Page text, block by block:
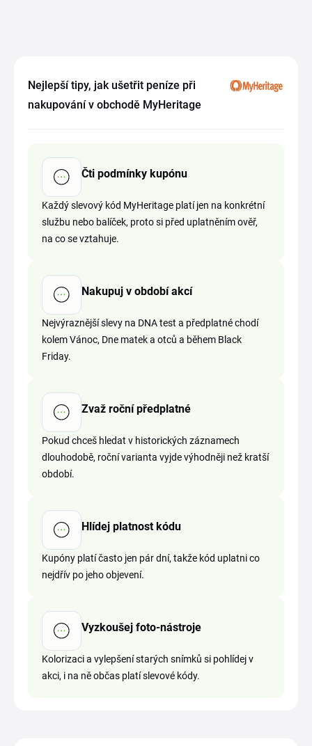
Nejlepší tipy, jak ušetřit peníze při
nakupování v obchodě MyHeritage
Čti podmínky kupónu
Každý slevový kód MyHeritage platí jen na konkrétní
službu nebo balíček, proto si před uplatněním ověř,
na co se vztahuje.
Nakupuj v období akcí
Nejvýraznější slevy na DNA test a předplatné chodí
kolem Vánoc, Dne matek a otců a během Black
Friday.
Zvaž roční předplatné
Pokud chceš hledat v historických záznamech
dlouhodobě, roční varianta vyjde výhodněji než kratší
období.
Hlídej platnost kódu
Kupóny platí často jen pár dní, takže kód uplatni co
nejdřív po jeho objevení.
Vyzkoušej foto-nástroje
Kolorizaci a vylepšení starých snímků si pohlídej v
akci, i na ně občas platí slevové kódy.